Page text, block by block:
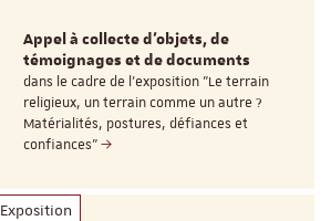
Appel à collecte d'objets, de
témoignages et de documents
dans le cadre de l'exposition "Le terrain
religieux, un terrain comme un autre ?
Matérialités, postures, défiances et
confiances"
Exposition